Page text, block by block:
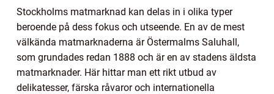
Stockholms matmarknad kan delas in i olika typer
beroende på dess fokus och utseende. En av de mest
välkända matmarknaderna är Östermalms Saluhall,
som grundades redan 1888 och är en av stadens äldsta
matmarknader. Här hittar man ett rikt utbud av
delikatesser, färska råvaror och internationella